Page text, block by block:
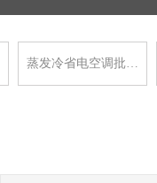
蒸发冷省电空调批…